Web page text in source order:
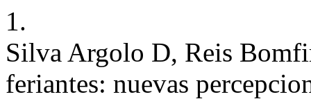
1.
Silva Argolo D, Reis
feriantes: nuevas